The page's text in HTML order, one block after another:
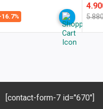
Giá
gốc
là:
Giá
hiện
tại
[contact-form-7 id="670"]